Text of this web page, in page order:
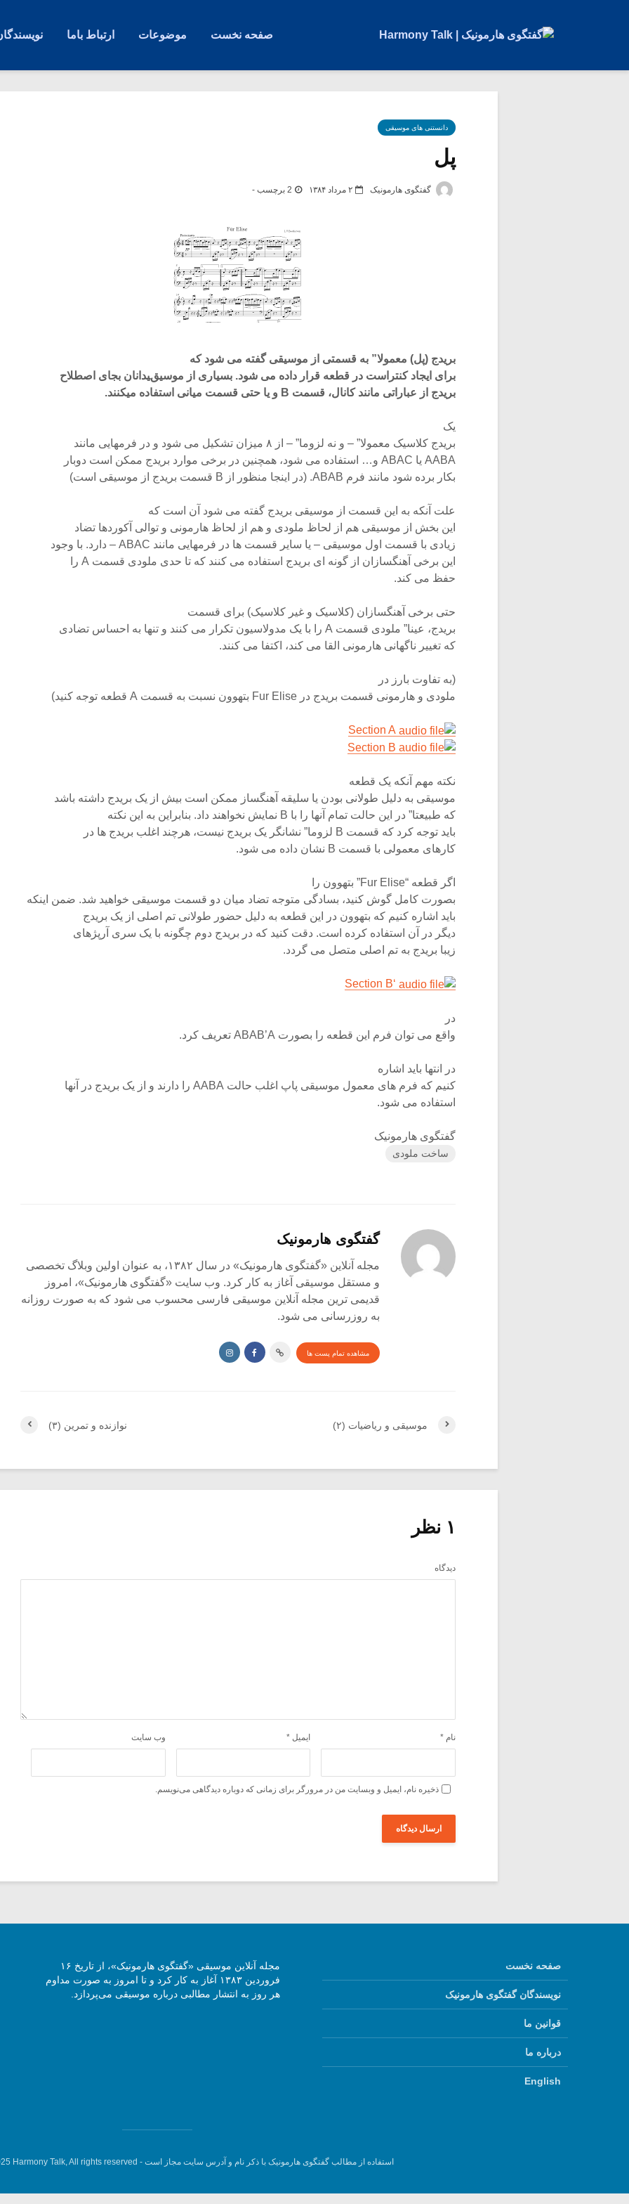
صفحه نخست موضوعات ارتباط باما
دانستنی های موسیقی
پل
گفتگوی هارمونیک ۲ مرداد ۱۳۸۴ 2 برچسب -
بریدج (پل) معمولا” به قسمتی از موسیقی گفته می شود که
برای ایجاد کنتراست در قطعه قرار داده می شود. بسیاری از موسیقیدانان بجای اصطلاح
بریدج از عباراتی مانند کانال، قسمت B و یا حتی قسمت میانی استفاده میکنند.
یک
بریدج کلاسیک معمولا” – و نه لزوما” – از ۸ میزان تشکیل می شود و در فرمهایی مانند
AABA یا ABAC و… استفاده می شود، همچنین در برخی موارد بریدج ممکن است دوبار
بکار برده شود مانند فرم ABAB. (در اینجا منظور از B قسمت بریدج از موسیقی است)
علت آنکه به این قسمت از موسیقی بریدج گفته می شود آن است که
این بخش از موسیقی هم از لحاظ ملودی و هم از لحاظ هارمونی و توالی آکوردها تضاد
زیادی با قسمت اول موسیقی – یا سایر قسمت ها در فرمهایی مانند ABAC – دارد. با وجود
این برخی آهنگسازان از گونه ای بریدج استفاده می کنند که تا حدی ملودی قسمت A را
حفظ می کند.
حتی برخی آهنگسازان (کلاسیک و غیر کلاسیک) برای قسمت
بریدج، عینا” ملودی قسمت A را با یک مدولاسیون تکرار می کنند و تنها به احساس تضادی
که تغییر ناگهانی هارمونی القا می کند، اکتفا می کنند.
(به تفاوت بارز در
ملودی و هارمونی قسمت بریدج در Fur Elise بتهوون نسبت به قسمت A قطعه توجه کنید)
نکته مهم آنکه یک قطعه
موسیقی به دلیل طولانی بودن یا سلیقه آهنگساز ممکن است بیش از یک بریدج داشته باشد
که طبیعتا” در این حالت تمام آنها را با B نمایش نخواهند داد. بنابراین به این نکته
باید توجه کرد که قسمت B لزوما” نشانگر یک بریدج نیست، هرچند اغلب بریدج ها در
کارهای معمولی با قسمت B نشان داده می شود.
اگر قطعه “Fur Elise” بتهوون را
بصورت کامل گوش کنید، بسادگی متوجه تضاد میان دو قسمت موسیقی خواهید شد. ضمن اینکه
باید اشاره کنیم که بتهوون در این قطعه به دلیل حضور طولانی تم اصلی از یک بریدج
دیگر در آن استفاده کرده است. دقت کنید که در بریدج دوم چگونه با یک سری آرپژهای
زیبا بریدج به تم اصلی متصل می گردد.
‘Section B
در
واقع می توان فرم این قطعه را بصورت ABAB’A تعریف کرد.
در انتها باید اشاره
کنیم که فرم های معمول موسیقی پاپ اغلب حالت AABA را دارند و از یک بریدج در آنها
استفاده می شود.
گفتگوی هارمونیک
ساخت ملودی
گفتگوی هارمونیک
مجله آنلاین «گفتگوی هارمونیک» در سال ۱۳۸۲، به عنوان اولین وبلاگ تخصصی
و مستقل موسیقی آغاز به کار کرد. وب سایت «گفتگوی هارمونیک»، امروز
قدیمی ترین مجله آنلاین موسیقی فارسی محسوب می شود که به صورت روزانه
به روزرسانی می شود.
مشاهده تمام پست ها
نوازنده و تمرین (۳) موسیقی و ریاضیات (۲)
۱ نظر
دیدگاه
نام * ایمیل * وب‌ سایت
ذخیره نام، ایمیل و وبسایت من در مرورگر برای زمانی که دوباره دیدگاهی می‌نویسم.
صفحه نخست
نویسندگان گفتگوی هارمونیک
قوانین ما
درباره ما
English
مجله آنلاین موسیقی «گفتگوی هارمونیک»، از تاریخ ۱۶
فروردین ۱۳۸۳ آغاز به کار کرد و تا امروز به صورت مداوم
هر روز به انتشار مطالبی درباره موسیقی می‌پردازد.
استفاده از مطالب گفتگوی هارمونیک با ذکر نام و آدرس سایت مجاز است - Harmony Talk, All rights reserved.